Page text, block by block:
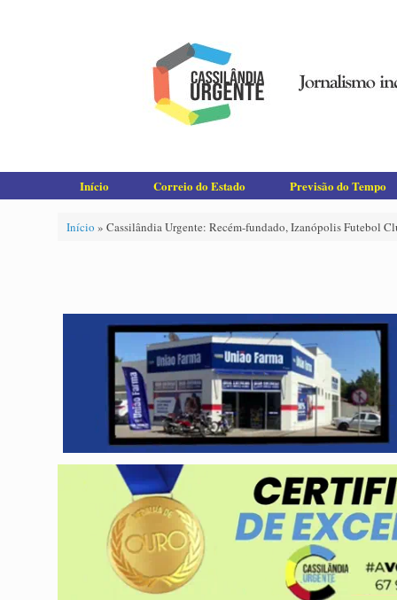
Início Correio do Estado Previsão do Tempo
Início » Cassilândia Urgente: Recém-fundado, Izanópolis Futebol